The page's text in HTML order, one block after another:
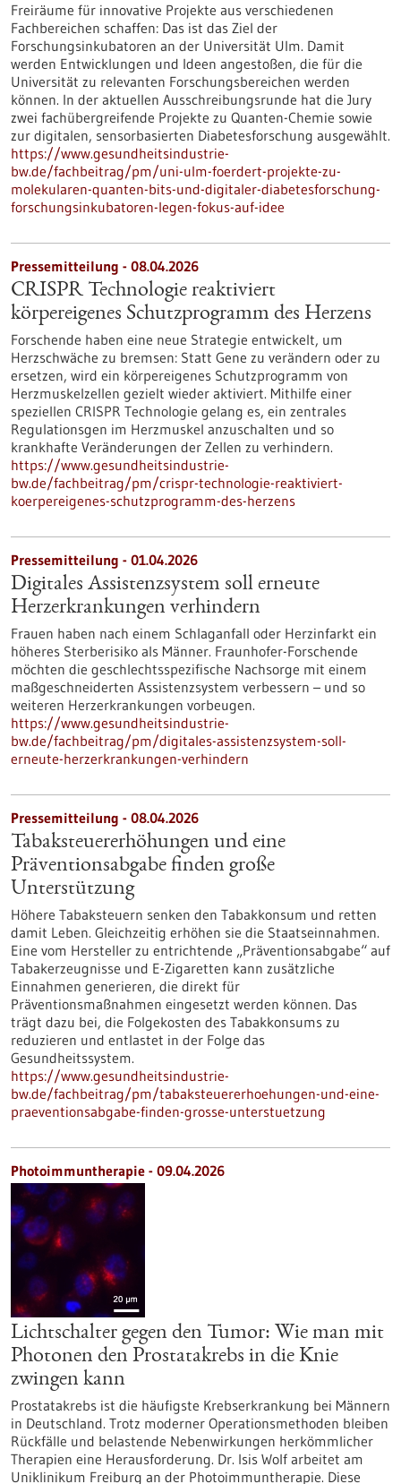
Freiräume für innovative Projekte aus verschiedenen
Fachbereichen schaffen: Das ist das Ziel der
Forschungsinkubatoren an der Universität Ulm. Damit
werden Entwicklungen und Ideen angestoßen, die für die
Universität zu relevanten Forschungsbereichen werden
können. In der aktuellen Ausschreibungsrunde hat die Jury
zwei fachübergreifende Projekte zu Quanten-Chemie sowie
zur digitalen, sensorbasierten Diabetesforschung ausgewählt.
https://www.gesundheitsindustrie-
bw.de/fachbeitrag/pm/uni-ulm-foerdert-projekte-zu-
molekularen-quanten-bits-und-digitaler-diabetesforschung-
forschungsinkubatoren-legen-fokus-auf-idee
Pressemitteilung - 08.04.2026
CRISPR Technologie reaktiviert
körpereigenes Schutzprogramm des Herzens
Forschende haben eine neue Strategie entwickelt, um
Herzschwäche zu bremsen: Statt Gene zu verändern oder zu
ersetzen, wird ein körpereigenes Schutzprogramm von
Herzmuskelzellen gezielt wieder aktiviert. Mithilfe einer
speziellen CRISPR Technologie gelang es, ein zentrales
Regulationsgen im Herzmuskel anzuschalten und so
krankhafte Veränderungen der Zellen zu verhindern.
https://www.gesundheitsindustrie-
bw.de/fachbeitrag/pm/crispr-technologie-reaktiviert-
koerpereigenes-schutzprogramm-des-herzens
Pressemitteilung - 01.04.2026
Digitales Assistenzsystem soll erneute
Herzerkrankungen verhindern
Frauen haben nach einem Schlaganfall oder Herzinfarkt ein
höheres Sterberisiko als Männer. Fraunhofer-Forschende
möchten die geschlechtsspezifische Nachsorge mit einem
maßgeschneiderten Assistenzsystem verbessern – und so
weiteren Herzerkrankungen vorbeugen.
https://www.gesundheitsindustrie-
bw.de/fachbeitrag/pm/digitales-assistenzsystem-soll-
erneute-herzerkrankungen-verhindern
Pressemitteilung - 08.04.2026
Tabaksteuererhöhungen und eine
Präventionsabgabe finden große
Unterstützung
Höhere Tabaksteuern senken den Tabakkonsum und retten
damit Leben. Gleichzeitig erhöhen sie die Staatseinnahmen.
Eine vom Hersteller zu entrichtende „Präventionsabgabe“ auf
Tabakerzeugnisse und E-Zigaretten kann zusätzliche
Einnahmen generieren, die direkt für
Präventionsmaßnahmen eingesetzt werden können. Das
trägt dazu bei, die Folgekosten des Tabakkonsums zu
reduzieren und entlastet in der Folge das
Gesundheitssystem.
https://www.gesundheitsindustrie-
bw.de/fachbeitrag/pm/tabaksteuererhoehungen-und-eine-
praeventionsabgabe-finden-grosse-unterstuetzung
Photoimmuntherapie - 09.04.2026
Lichtschalter gegen den Tumor: Wie man mit
Photonen den Prostatakrebs in die Knie
zwingen kann
Prostatakrebs ist die häufigste Krebserkrankung bei Männern
in Deutschland. Trotz moderner Operationsmethoden bleiben
Rückfälle und belastende Nebenwirkungen herkömmlicher
Therapien eine Herausforderung. Dr. Isis Wolf arbeitet am
Uniklinikum Freiburg an der Photoimmuntherapie. Diese